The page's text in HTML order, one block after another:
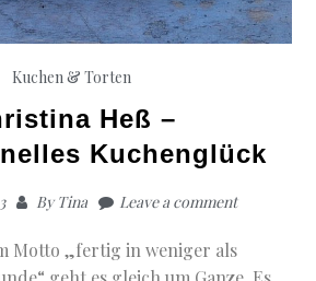
Kuchen & Torten
Heß –
Kuchenglück
ByTina Leave a comment
Motto „fertig in weniger als